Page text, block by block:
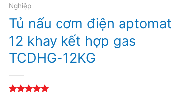
Nghiệp
Tủ nấu cơm điện aptomat
12 khay kết hợp gas
TCDHG-12KG